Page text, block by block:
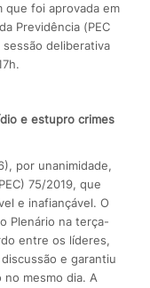
foi aprovada em
Previdência (PEC
deliberativa
e estupro crimes
por unanimidade,
75/2019, que
e inafiançável. O
Plenário na terça-
entre os líderes,
e garantiu
mesmo dia. A